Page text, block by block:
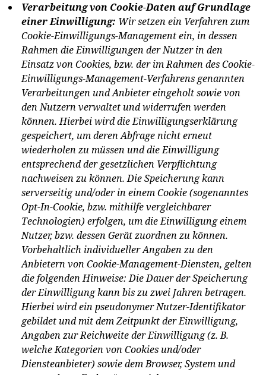
Verarbeitung von Cookie-Daten auf Grundlage
einer Einwilligung: Wir setzen ein Verfahren zum
Cookie-Einwilligungs-Management ein, in dessen
Rahmen die Einwilligungen der Nutzer in den
Einsatz von Cookies, bzw. der im Rahmen des Cookie-
Einwilligungs-Management-Verfahrens genannten
Verarbeitungen und Anbieter eingeholt sowie von
den Nutzern verwaltet und widerrufen werden
können. Hierbei wird die Einwilligungserklärung
gespeichert, um deren Abfrage nicht erneut
wiederholen zu müssen und die Einwilligung
entsprechend der gesetzlichen Verpflichtung
nachweisen zu können. Die Speicherung kann
serverseitig und/oder in einem Cookie (sogenanntes
Opt-In-Cookie, bzw. mithilfe vergleichbarer
Technologien) erfolgen, um die Einwilligung einem
Nutzer, bzw. dessen Gerät zuordnen zu können.
Vorbehaltlich individueller Angaben zu den
Anbietern von Cookie-Management-Diensten, gelten
die folgenden Hinweise: Die Dauer der Speicherung
der Einwilligung kann bis zu zwei Jahren betragen.
Hierbei wird ein pseudonymer Nutzer-Identifikator
gebildet und mit dem Zeitpunkt der Einwilligung,
Angaben zur Reichweite der Einwilligung (z. B.
welche Kategorien von Cookies und/oder
Diensteanbieter) sowie dem Browser, System und